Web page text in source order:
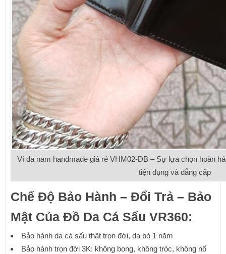
Ví da nam handmade giá rẻ VHM02-ĐB – Sự lựa chọn hoàn
tiện dụng và đẳng cấp
Chế Độ Bảo Hành – Đổi Trả – Bảo
Mật Của Đồ Da Cá Sấu VR360:
Bảo hành da cá sấu thật trọn đời, da bò 1 năm
Bảo hành trọn đời 3K: không bong, không tróc, không nổ